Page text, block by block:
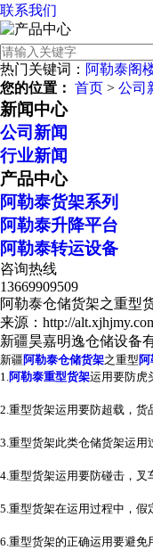
联系我们
热门关键词： 阿勒泰阁
您的位置： 首页 > 公司
新闻中心
公司新闻
行业新闻
产品中心
阿勒泰货架系列
阿勒泰升降平台
阿勒泰转运设备
咨询热线
13669909509
阿勒泰仓储货架之重型
来源：http://
新疆昊嘉明逸仓储设备
新疆 阿勒泰仓储货架之重型
1.阿勒泰重型货架运用要防虎
2.重型货架运用要防超载，货
3.重型货架此类仓储货架运用
4.重型货架运用要防碰击，叉
5.重型货架在运用过程中，假
6.重型货架的正确运用要避免